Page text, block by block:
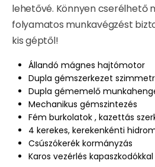
lehetővé. Könnyen cserélhető
folyamatos munkavégzést
kis géptől!
Állandó mágnes hajtómotor
Dupla gémszerkezet
Dupla gémemelő
Mechanikus gémszintezés
Fém burkolatok , kazettás
4 kerekes, kerekenkénti
Csúszókerék kormányzás
Karos vezérlés kapaszkodókkal